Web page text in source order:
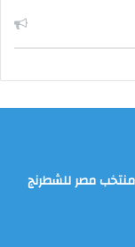
منتخب مصر للشطرنج